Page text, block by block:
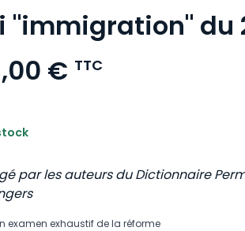
"immigration" du
€ TTC
par les auteurs du Dictionnaire
examen exhaustif de la réforme